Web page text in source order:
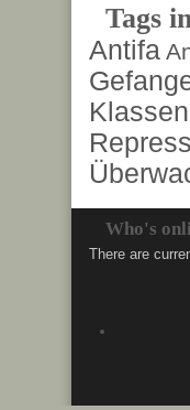
Tags
Antifa
Who's
There are